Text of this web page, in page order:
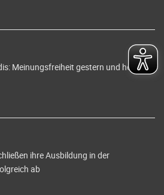
Meinungsfreiheit gestern und heute
ihre Ausbildung in der
ab